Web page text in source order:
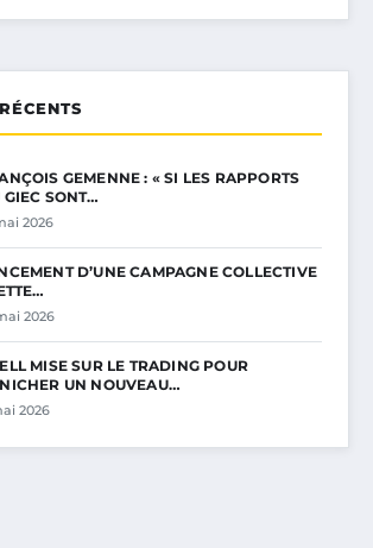
GEMENNE : « SI LES RAPPORTS
GIEC SONT…
2026
D’UNE CAMPAGNE COLLECTIVE
2026
MISE SUR LE TRADING POUR
UN NOUVEAU…
2026